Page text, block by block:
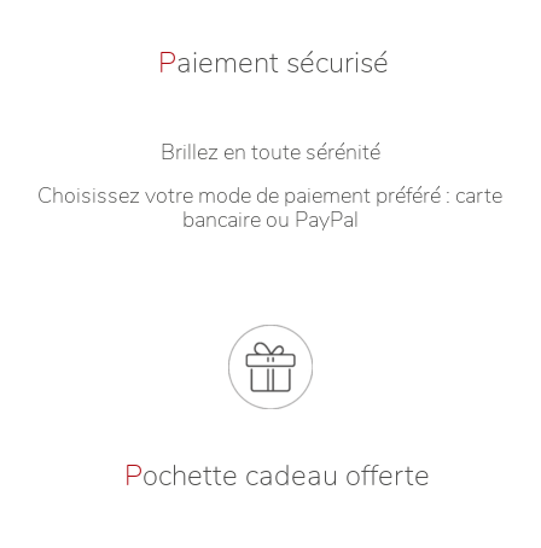
Paiement sécurisé
Brillez en toute sérénité
Choisissez votre mode de paiement préféré : carte
bancaire ou PayPal
Pochette cadeau offerte